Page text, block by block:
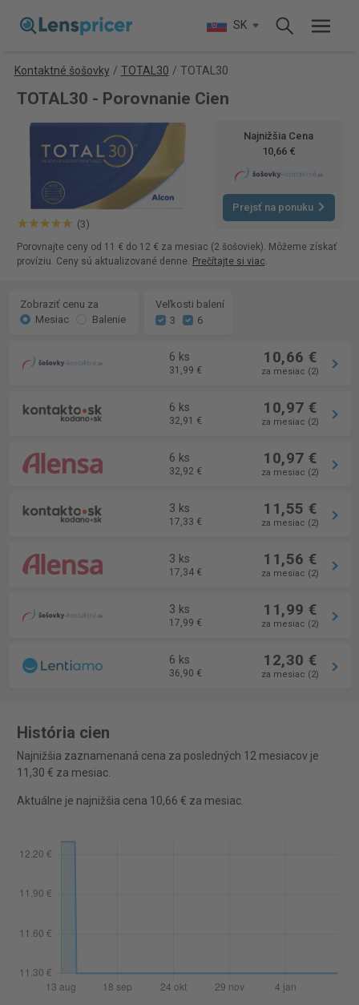
SK
Kontaktné šošovky / TOTAL30 / TOTAL30
TOTAL30 - Porovnanie Cien
(3)
Najnižšia Cena
10,66 €
Prejsť na ponuku
Porovnajte ceny od 11 € do 12 € za mesiac (2 šošoviek). Môžeme získať
províziu. Ceny sú aktualizované denne. Prečítajte si viac.
Zobraziť cenu za
Mesiac
Balenie
Veľkosti balení
3
6
6 ks
31,99 €
10,66 €
za mesiac (2)
6 ks
32,91 €
10,97 €
za mesiac (2)
6 ks
32,92 €
10,97 €
za mesiac (2)
3 ks
17,33 €
11,55 €
za mesiac (2)
3 ks
17,34 €
11,56 €
za mesiac (2)
3 ks
17,99 €
11,99 €
za mesiac (2)
6 ks
36,90 €
12,30 €
za mesiac (2)
História cien
Najnižšia zaznamenaná cena za posledných 12 mesiacov je
11,30 € za mesiac.
Aktuálne je najnižšia cena 10,66 € za mesiac.